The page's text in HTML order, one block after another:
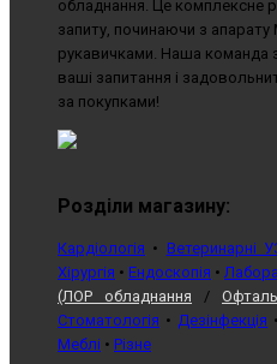
обладнання. Це комплексне
запиту, починаючи з
рукавичками. Наша команда
ваші запитання і
за покупками!
Розділи магазину:
Кардіологія • Ветеринарні
Хірургія • Ендоскопія •
(ЛОР обладнання /
Стоматологія •Дезінфекція
Меблі • Різне